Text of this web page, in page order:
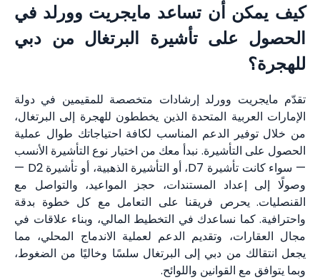
كيف يمكن أن تساعد مايجريت وورلد في
الحصول على تأشيرة البرتغال من دبي
للهجرة؟
تقدّم مايجريت وورلد إرشادات متخصصة للمقيمين في دولة
الإمارات العربية المتحدة الذين يخططون للهجرة إلى البرتغال،
من خلال توفير الدعم المناسب لكافة احتياجاتك طوال عملية
الحصول على التأشيرة. نبدأ معك من اختيار نوع التأشيرة الأنسب
— سواء كانت تأشيرة D7، أو التأشيرة الذهبية، أو تأشيرة D2 —
وصولًا إلى إعداد المستندات، حجز المواعيد، والتواصل مع
القنصليات. يحرص فريقنا على التعامل مع كل خطوة بدقة
واحترافية. كما نساعدك في التخطيط المالي، وبناء علاقات في
مجال العقارات، وتقديم الدعم لعملية الاندماج المحلي، مما
يجعل انتقالك من دبي إلى البرتغال سلسًا وخاليًا من الضغوط،
وبما يتوافق مع القوانين واللوائح.